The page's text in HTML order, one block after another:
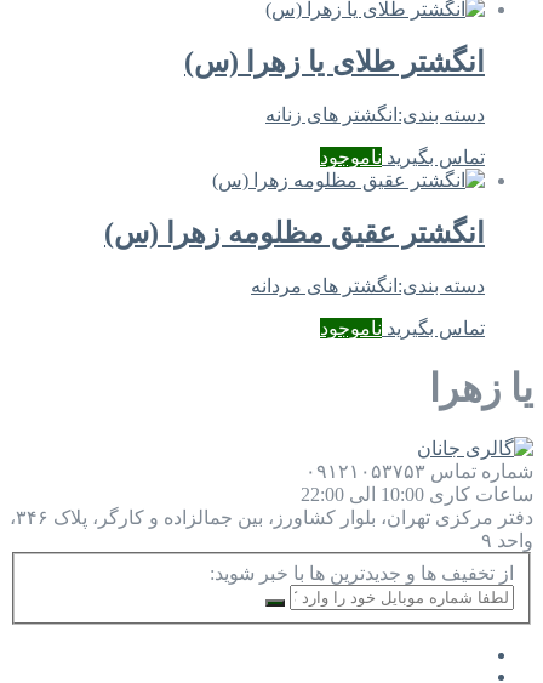
انگشتر طلای یا زهرا (س)
دسته بندی: انگشتر های زنانه
تماس بگیرید ناموجود
انگشتر عقیق مظلومه زهرا (س)
دسته بندی: انگشتر های مردانه
تماس بگیرید ناموجود
یا زهرا
شماره تماس ۰۹۱۲۱۰۵۳۷۵۳
ساعات کاری 10:00 الی 22:00
دفتر مرکزی
تهران، بلوار کشاورز، بین جمالزاده و کارگر، پلاک ۳۴۶،
واحد ۹
از تخفیف ها و جدیدترین ها با خبر شوید: